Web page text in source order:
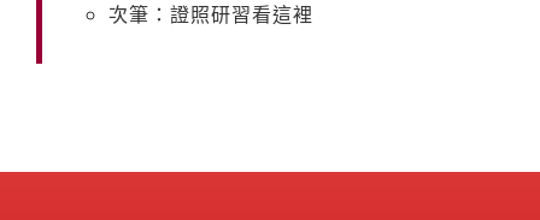
次筆：證照研習看這裡